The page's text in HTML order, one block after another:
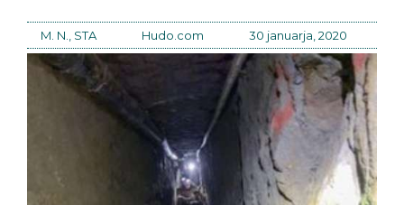
M. N., STA Hudo.com 30 januarja, 2020